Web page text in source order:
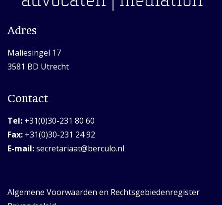
Adres
Maliesingel 17
3581 BD Utrecht
Contact
Tel: +31(0)30-231 80 60
Fax: +31(0)30-231 24 92
E-mail:secretariaat@berculo.nl
Algemene Voorwaarden en Rechtsgebiedenregister